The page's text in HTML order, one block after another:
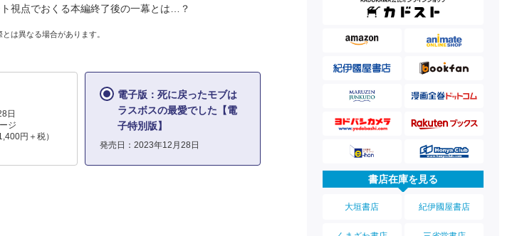
視点でおくる本編終了後の一幕とは…？
は異なる場合があります。
日
ジ
円＋税）
電子版：死に戻ったモブは
ラスボスの最愛でした【電
子特別版】
発売日：2023年12月28日
書店在庫を見る
大垣書店 紀伊國屋書店